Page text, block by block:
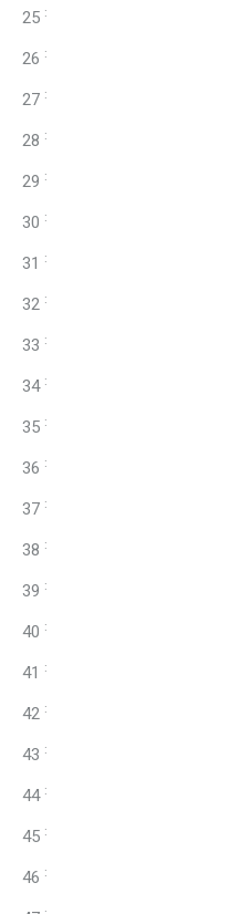
25 :
26 :
27 :
28 :
29 :
30 :
31 :
32 :
33 :
34 :
35 :
36 :
37 :
38 :
39 :
40 :
41 :
42 :
43 :
44 :
45 :
46 :